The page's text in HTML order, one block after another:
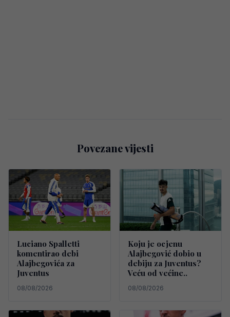
Povezane vijesti
Luciano Spalletti
komentirao debi
Alajbegovića za
Juventus
08/08/2026
Koju je ocjenu
Alajbegović dobio u
debiju za Juventus?
Veću od većine..
08/08/2026